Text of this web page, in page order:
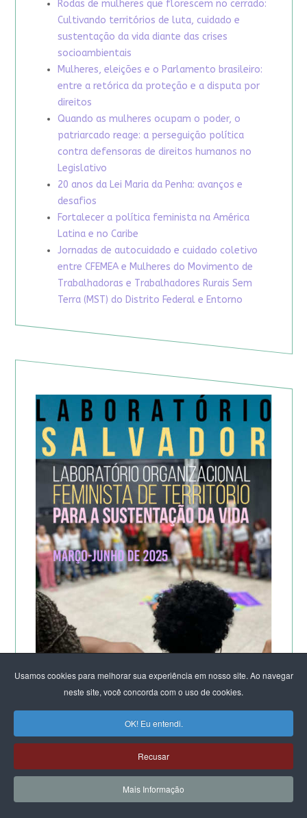
Usamos cookies para melhorar sua experiência em nosso site. Ao navegar
neste site, você concorda com o uso de cookies.
OK! Eu entendi.
Recusar
Mais Informação
Rodas de mulheres que florescem no cerrado:
Cultivando territórios de luta, cuidado e
sustentação da vida diante das crises
socioambientais
Mulheres, eleições e o Parlamento brasileiro:
entre a retórica da proteção e a disputa por
direitos
Quando as mulheres ocupam o poder, o
patriarcado reage: a perseguição política
contra defensoras de direitos humanos no
Legislativo
20 anos da Lei Maria da Penha: avanços e
desafios
Fortalecer a política feminista na América
Latina e no Caribe
Jornadas de autocuidado e cuidado coletivo
entre CFEMEA e Mulheres do Movimento de
Trabalhadoras e Trabalhadores Rurais Sem
Terra (MST) do Distrito Federal e Entorno
A POTÊNCIA DO LABORATÓRIO ORGANIZACIONAL
FEMINISTA PARA A SUSTENTAÇÃO DA VIDA
DE SALVADOR